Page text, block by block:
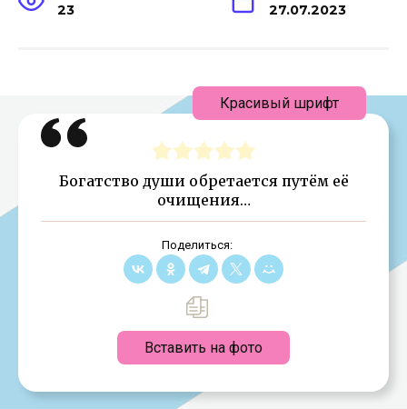
23 27.07.2023
Богатство души обретается путём её
очищения…
Поделиться:
Вставить на фото
Красивый шрифт